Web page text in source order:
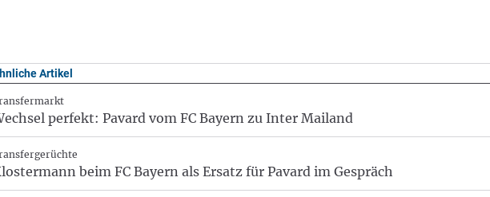
Artikel
perfekt: Pavard vom FC Bayern zu Inter Mailand
beim FC Bayern als Ersatz für Pavard im Gespräch